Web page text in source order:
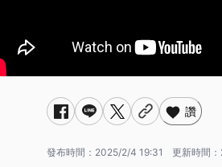
讚
發布時間： 2025/2/4 19:31 更新時間：